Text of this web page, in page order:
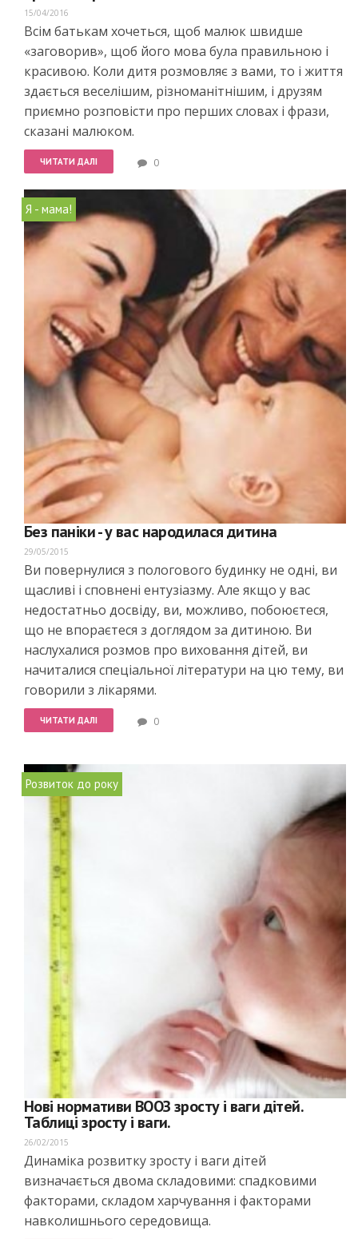
15/04/2016
Всім батькам хочеться, щоб малюк швидше
«заговорив», щоб його мова була правильною і
красивою. Коли дитя розмовляє з вами, то і життя
здається веселішим, різноманітнішим, і друзям
приємно розповісти про перших словах і фрази,
сказані малюком.
ЧИТАТИ ДАЛІ 0
Я - мама!
Без паніки - у вас народилася дитина
29/05/2015
Ви повернулися з пологового будинку не одні, ви
щасливі і сповнені ентузіазму. Але якщо у вас
недостатньо досвіду, ви, можливо, побоюєтеся,
що не впораєтеся з доглядом за дитиною. Ви
наслухалися розмов про виховання дітей, ви
начиталися спеціальної літератури на цю тему, ви
говорили з лікарями.
ЧИТАТИ ДАЛІ 0
Розвиток до року
Нові нормативи ВООЗ зросту і ваги дітей.
Таблиці зросту і ваги.
26/02/2015
Динаміка розвитку зросту і ваги дітей
визначається двома складовими: спадковими
факторами, складом харчування і факторами
навколишнього середовища.